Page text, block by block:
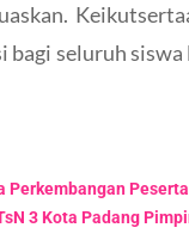
seluruh
Perkembangan
3 Kota Padang